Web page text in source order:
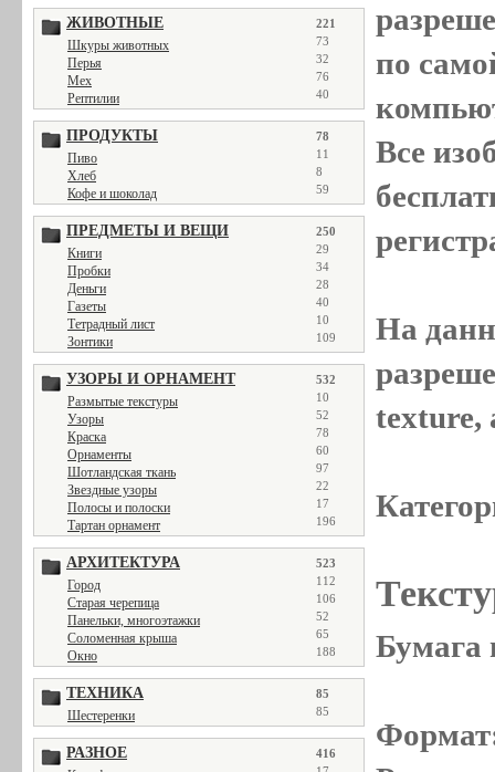
ЖИВОТНЫЕ 221
Шкуры животных 73
Перья 32
Мех 76
Рептилии 40
ПРОДУКТЫ 78
Пиво 11
Хлеб 8
Кофе и шоколад 59
ПРЕДМЕТЫ И ВЕЩИ 250
Книги 29
Пробки 34
Деньги 28
Газеты 40
Тетрадный лист 10
Зонтики 109
УЗОРЫ И ОРНАМЕНТ 532
Размытые текстуры 10
Узоры 52
Краска 78
Орнаменты 60
Шотландская ткань 97
Звездные узоры 22
Полосы и полоски 17
Тартан орнамент 196
АРХИТЕКТУРА 523
Город 112
Старая черепица 106
Панельки, многоэтажки 52
Соломенная крыша 65
Окно 188
ТЕХНИКА 85
Шестеренки 85
РАЗНОЕ 416
по
Все
На
texture,
Бумага